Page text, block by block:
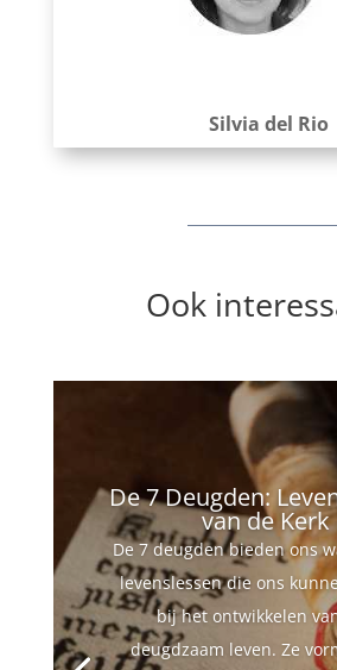
Silvia del Rio
Ook
De 7 Deugden:
van de Kerk
De 7 deugden bieden ons
levenslessen die ons
bij het ontwikkelen
deugdzaam leven. Ze